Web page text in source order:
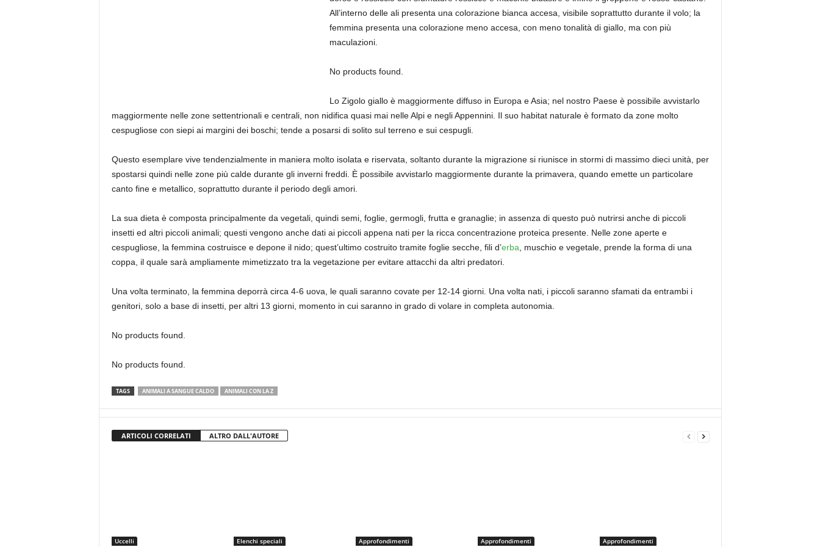
All’interno delle ali presenta una colorazione bianca accesa, visibile soprattutto durante il volo; la
femmina presenta una colorazione meno accesa, con meno tonalità di giallo, ma con più
maculazioni.
No products found.
Lo Zigolo giallo è maggiormente diffuso in Europa e Asia; nel nostro Paese è possibile avvistarlo
maggiormente nelle zone settentrionali e centrali, non nidifica quasi mai nelle Alpi e negli Appennini. Il suo habitat naturale è formato da zone molto
cespugliose con siepi ai margini dei boschi; tende a posarsi di solito sul terreno e sui cespugli.
Questo esemplare vive tendenzialmente in maniera molto isolata e riservata, soltanto durante la migrazione si riunisce in stormi di massimo dieci unità, per
spostarsi quindi nelle zone più calde durante gli inverni freddi. È possibile avvistarlo maggiormente durante la primavera, quando emette un particolare
canto fine e metallico, soprattutto durante il periodo degli amori.
La sua dieta è composta principalmente da vegetali, quindi semi, foglie, germogli, frutta e granaglie; in assenza di questo può nutrirsi anche di piccoli
insetti ed altri piccoli animali; questi vengono anche dati ai piccoli appena nati per la ricca concentrazione proteica presente. Nelle zone aperte e
cespugliose, la femmina costruisce e depone il nido; quest’ultimo costruito tramite foglie secche, fili d’erba , muschio e vegetale, prende la forma di una
coppa, il quale sarà ampliamente mimetizzato tra la vegetazione per evitare attacchi da altri predatori.
Una volta terminato, la femmina deporrà circa 4-6 uova, le quali saranno covate per 12-14 giorni. Una volta nati, i piccoli saranno sfamati da entrambi i
genitori, solo a base di insetti, per altri 13 giorni, momento in cui saranno in grado di volare in completa autonomia.
No products found.
No products found.
TAGS ANIMALI A SANGUE CALDO ANIMALI CON LA Z
ARTICOLI CORRELATI ALTRO DALL'AUTORE
Uccelli Elenchi speciali Approfondimenti Approfondimenti Approfondimenti